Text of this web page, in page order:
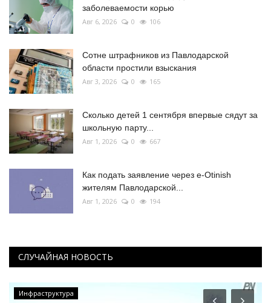
заболеваемости корью
Авг 6, 2026 0 106
Сотне штрафников из Павлодарской
области простили взыскания
Авг 3, 2026 0 165
Сколько детей 1 сентября впервые сядут за
школьную парту...
Авг 1, 2026 0 667
Как подать заявление через e-Otinish
жителям Павлодарской...
Авг 1, 2026 0 194
СЛУЧАЙНАЯ НОВОСТЬ
Инфраструктура